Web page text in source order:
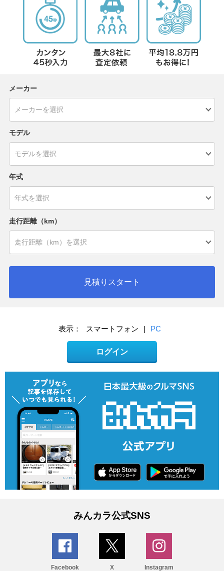
メーカー
モデル
年式
走行距離（km）
見積りスタート
表示： スマートフォン | PC
ログイン
みんカラ公式SNS
Facebook X Instagram